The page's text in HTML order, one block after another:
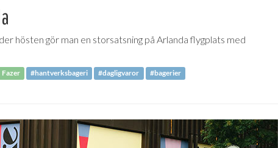
hösten gör man en storsatsning på Arlanda flygplats med
Fazer #hantverksbageri #dagligvaror #bagerier